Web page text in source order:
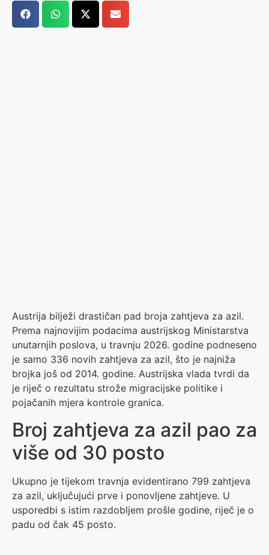
Austrija bilježi drastičan pad broja zahtjeva za azil.
Prema najnovijim podacima austrijskog Ministarstva
unutarnjih poslova, u travnju 2026. godine podneseno
je samo 336 novih zahtjeva za azil, što je najniža
brojka još od 2014. godine. Austrijska vlada tvrdi da
je riječ o rezultatu strože migracijske politike i
pojačanih mjera kontrole granica.
Broj zahtjeva za azil pao za
više od 30 posto
Ukupno je tijekom travnja evidentirano 799 zahtjeva
za azil, uključujući prve i ponovljene zahtjeve. U
usporedbi s istim razdobljem prošle godine, riječ je o
padu od čak 45 posto.